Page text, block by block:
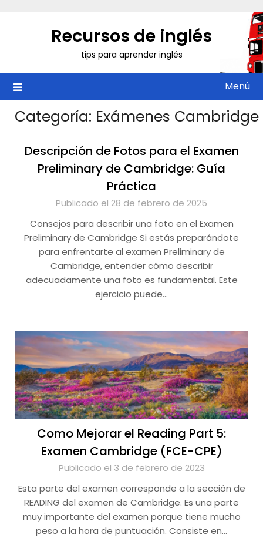
Recursos de inglés
tips para aprender inglés
Menú
Categoría: Exámenes Cambridge
Descripción de Fotos para el Examen
Preliminary de Cambridge: Guía
Práctica
Publicado el 28 de febrero de 2025
Consejos para describir una foto en el Examen
Preliminary de Cambridge Si estás preparándote
para enfrentarte al examen Preliminary de
Cambridge, entender cómo describir
adecuadamente una foto es fundamental. Este
ejercicio puede…
Como Mejorar el Reading Part 5:
Examen Cambridge (FCE-CPE)
Publicado el 3 de febrero de 2023
Esta parte del examen corresponde a la sección de
READING del examen de Cambridge. Es una parte
muy importante del examen porque tiene mucho
peso a la hora de puntuación. Consiste en…